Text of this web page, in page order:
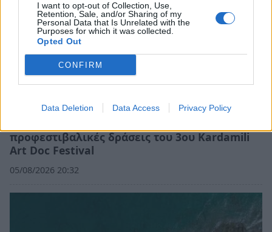
I want to opt-out of Collection, Use,
Retention, Sale, and/or Sharing of my
Personal Data that Is Unrelated with the
Purposes for which it was collected.
Opted Out
CONFIRM
Data Deletion Data Access Privacy Policy
προφεστιβαλικές δράσεις του 3ου Kardamili
Art Doc Festival
05/08/2026 20:32